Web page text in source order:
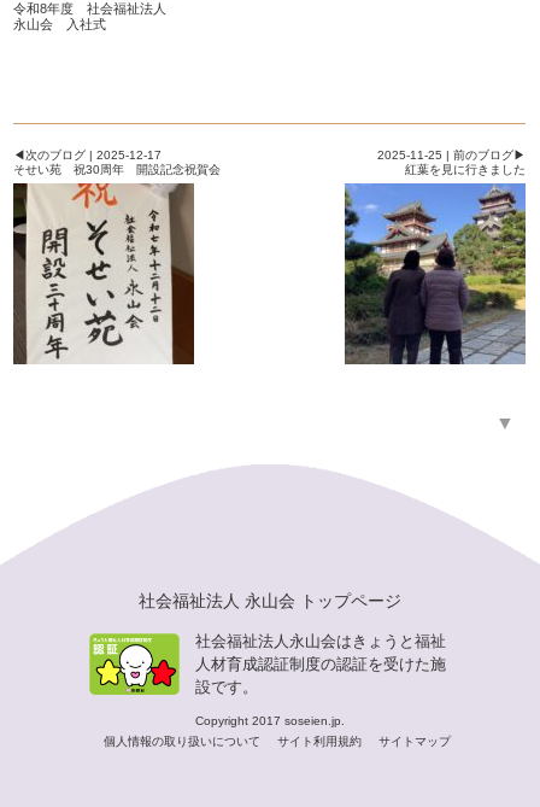
令和8年度 社会福祉法人
永山会 入社式
◀次のブログ | 2025-12-17
そせい苑 祝30周年 開設記念祝賀会
2025-11-25 | 前のブログ▶
紅葉を見に行きました
▼
社会福祉法人 永山会 トップページ
社会福祉法人永山会はきょうと福祉
人材育成認証制度の認証を受けた施
設です。
Copyright 2017 soseien.jp.
個人情報の取り扱いについて
サイト利用規約 サイトマップ